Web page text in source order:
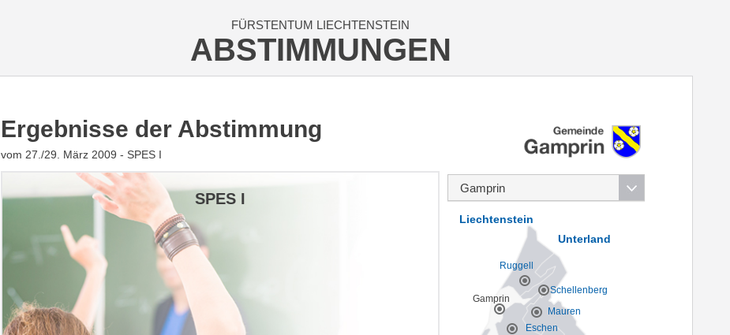
FÜRSTENTUM LIECHTENSTEIN
ABSTIMMUNGEN
Eschen
Gamprin
Mauren
Ruggell
Schellenberg
Unterland
Liechtenstein
Ergebnisse der Abstimmung
vom 27./29. März 2009 - SPES I
SPES I